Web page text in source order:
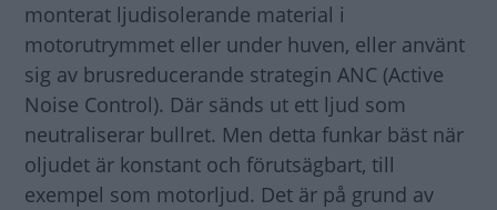
monterat ljudisolerande material i
motorutrymmet eller under huven, eller använt
sig av brusreducerande strategin ANC (Active
Noise Control). Där sänds ut ett ljud som
neutraliserar bullret. Men detta funkar bäst när
oljudet är konstant och förutsägbart, till
exempel som motorljud. Det är på grund av